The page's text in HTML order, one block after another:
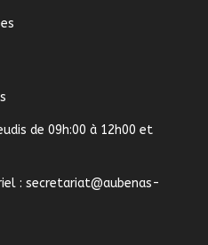
de 09h:00 à 12h00 et
: secretariat@aubenas-